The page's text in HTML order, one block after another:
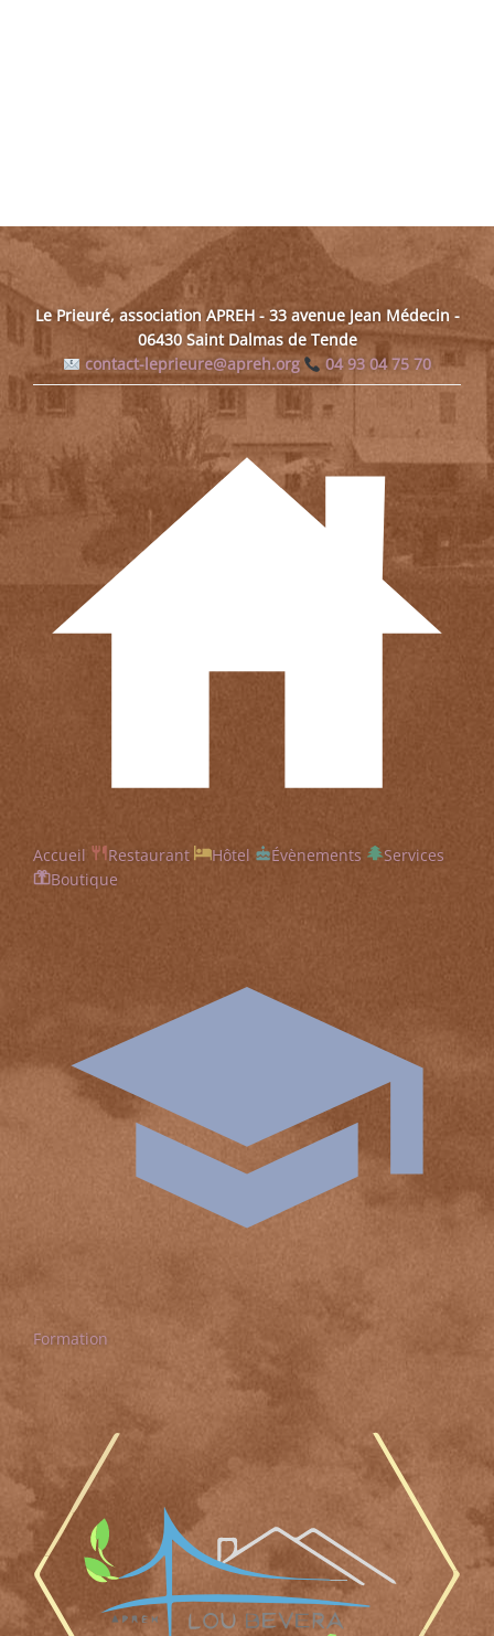
Le Prieuré, association APREH - 33 avenue Jean Médecin -
06430 Saint Dalmas de Tende
contact-leprieure@apreh.org
04 93 04 75 70
Accueil Restaurant Hôtel Évènements
Services
Boutique
Formation